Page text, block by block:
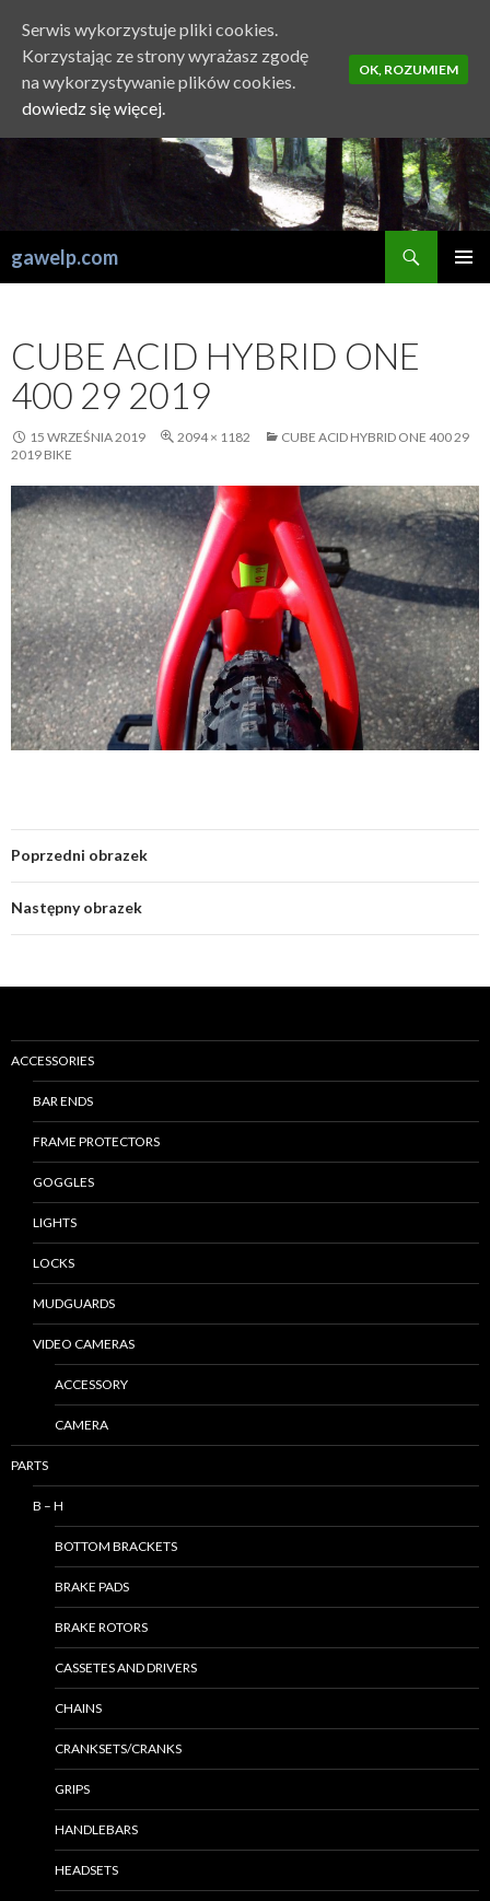
gawelp.com
CUBE ACID HYBRID ONE
400 29 2019
15 WRZEŚNIA 2019 2094 × 1182
CUBE ACID HYBRID ONE 400 29
2019 BIKE
Poprzedni obrazek
Następny obrazek
ACCESSORIES
BAR ENDS
FRAME PROTECTORS
GOGGLES
LIGHTS
LOCKS
MUDGUARDS
VIDEO CAMERAS
ACCESSORY
CAMERA
PARTS
B – H
BOTTOM BRACKETS
BRAKE PADS
BRAKE ROTORS
CASSETES AND DRIVERS
CHAINS
CRANKSETS/CRANKS
GRIPS
HANDLEBARS
HEADSETS
Serwis wykorzystuje pliki cookies.
Korzystając ze strony wyrażasz zgodę
na wykorzystywanie plików cookies.
dowiedz się więcej.
OK, ROZUMIEM